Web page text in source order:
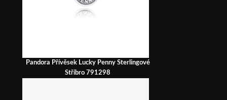
Pandora Přívěsek Lucky Penny Sterlingové
Stříbro 791298